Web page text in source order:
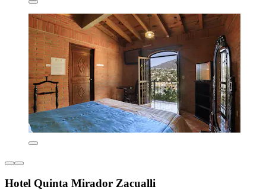
Hotel Quinta Mirador Zacualli